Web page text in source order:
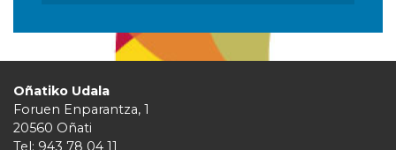
Oñatiko Udala
Foruen Enparantza, 1
20560 Oñati
Tel: 943 78 04 11